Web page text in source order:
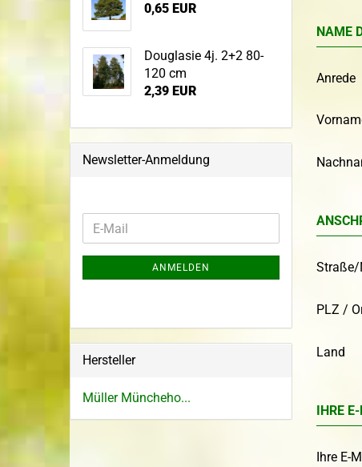
NAME
Anrede
Straße/
PLZ /
Land
IHRE
Ihre E-
0,65 EUR
Douglasie 4j. 2+2 80-
120 cm
2,39 EUR
Newsletter-Anmeldung
ANMELDEN
Hersteller
Müller Müncheho...